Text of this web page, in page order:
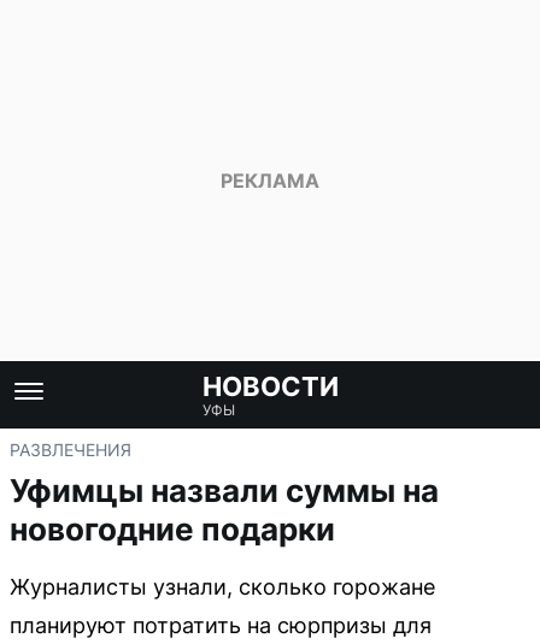
НОВОСТИ
УФЫ
РАЗВЛЕЧЕНИЯ
Уфимцы назвали суммы на
новогодние подарки
Журналисты узнали, сколько горожане
планируют потратить на сюрпризы для